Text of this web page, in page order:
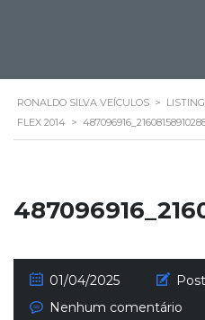
RONALDO SILVA VEÍCULOS >
FLEX 2014 >
01/04/2025
Nenhum comentário